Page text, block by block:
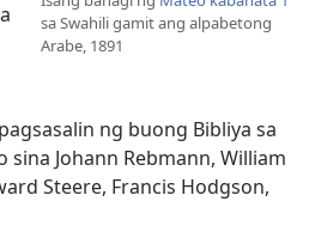
sa Swahili gamit ang alpabetong
Arabe, 1891
ng buong Bibliya sa
sina Johann Rebmann, William
Steere, Francis Hodgson,